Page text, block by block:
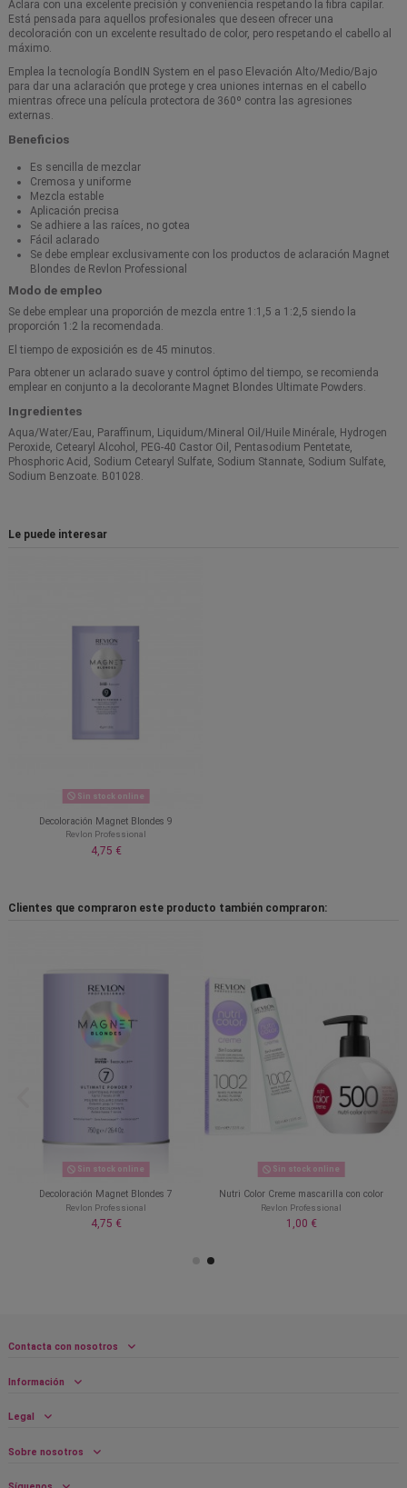
Aclara con una excelente precisión y conveniencia respetando la fibra capilar.
Está pensada para aquellos profesionales que deseen ofrecer una
decoloración con un excelente resultado de color, pero respetando el cabello al
máximo.
Emplea la tecnología BondIN System en el paso Elevación Alto/Medio/Bajo
para dar una aclaración que protege y crea uniones internas en el cabello
mientras ofrece una película protectora de 360º contra las agresiones
externas.
Beneficios
Es sencilla de mezclar
Cremosa y uniforme
Mezcla estable
Aplicación precisa
Se adhiere a las raíces, no gotea
Fácil aclarado
Se debe emplear exclusivamente con los productos de aclaración Magnet
Blondes de Revlon Professional
Modo de empleo
Se debe emplear una proporción de mezcla entre 1:1,5 a 1:2,5 siendo la
proporción 1:2 la recomendada.
El tiempo de exposición es de 45 minutos.
Para obtener un aclarado suave y control óptimo del tiempo, se recomienda
emplear en conjunto a la decolorante Magnet Blondes Ultimate Powders.
Ingredientes
Aqua/Water/Eau, Paraffinum, Liquidum/Mineral Oil/Huile Minérale, Hydrogen
Peroxide, Cetearyl Alcohol, PEG-40 Castor Oil, Pentasodium Pentetate,
Phosphoric Acid, Sodium Cetearyl Sulfate, Sodium Stannate, Sodium Sulfate,
Sodium Benzoate. B01028.
Le puede interesar
Sin stock online
Decoloración Magnet Blondes 9
Revlon Professional
4,75 €
Clientes que compraron este producto también compraron:
Sin stock online
Decoloración Magnet Blondes 7
Revlon Professional
4,75 €
Sin stock online
Nutri Color Creme mascarilla con color
Revlon Professional
1,00 €
Contacta con nosotros
Información
Legal
Sobre nosotros